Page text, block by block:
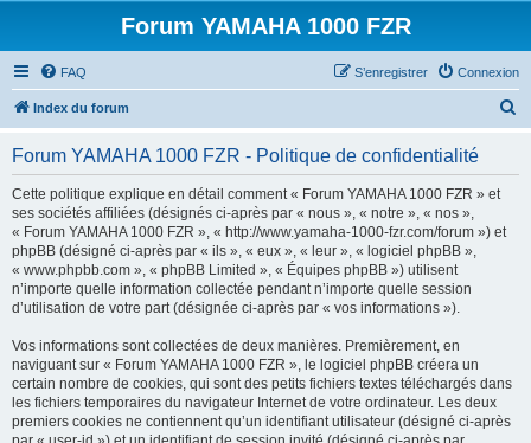
Forum YAMAHA 1000 FZR
FAQ Connexion
S’enregistrer
Index du forum
Forum YAMAHA 1000 FZR - Politique de confidentialité
Cette politique explique en détail comment « Forum YAMAHA 1000 FZR » et
ses sociétés affiliées (désignés ci-après par « nous », « notre », « nos »,
« Forum YAMAHA 1000 FZR », « http://www.yamaha-1000-fzr.com/forum ») et
phpBB (désigné ci-après par « ils », « eux », « leur », « logiciel phpBB »,
« www.phpbb.com », « phpBB Limited », « Équipes phpBB ») utilisent
n’importe quelle information collectée pendant n’importe quelle session
d’utilisation de votre part (désignée ci-après par « vos informations »).
Vos informations sont collectées de deux manières. Premièrement, en
naviguant sur « Forum YAMAHA 1000 FZR », le logiciel phpBB créera un
certain nombre de cookies, qui sont des petits fichiers textes téléchargés dans
les fichiers temporaires du navigateur Internet de votre ordinateur. Les deux
premiers cookies ne contiennent qu’un identifiant utilisateur (désigné ci-après